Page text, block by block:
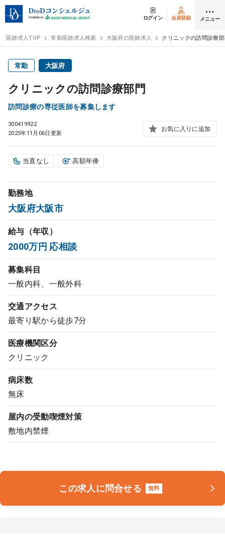
ログイン 会員登録 メニュー
医師求人
常勤検索
非常勤検索 アルバイト
スポット検索 アルバイト
DtoDの転職・アルバイト支援
コンサルタント
成功事例
転職ノウハウ
受付時間 9:00 ～ 18:00（平日）
クリニック開業
DtoDとは
お問合せ
医師求人TOP 常勤医師求人検索 大阪府の医師求人 クリニックの訪問診療
常勤 大阪府
クリニックの訪問診療部門
訪問診療の専従医師を募集します
300419922
2025年11月06日更新
お気に入りに追加
当直なし 高額年俸
勤務地
大阪府大阪市
給与（年収）
2000万円 応相談
募集科目
一般内科、一般外科
交通アクセス
最寄り駅から徒歩7分
医療機関区分
クリニック
病床数
無床
屋内の受動喫煙対策
敷地内禁煙
この求人に問合せる 無料